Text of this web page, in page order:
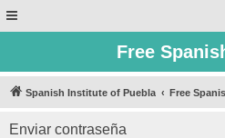
Free
Spanish Institute of Puebla Free
Enviar contraseña